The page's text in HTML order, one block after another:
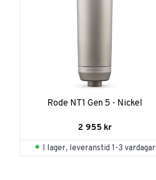
Rode NT1 Gen 5 - Nickel
2 955 kr
I lager, leveranstid 1-3 vardagar